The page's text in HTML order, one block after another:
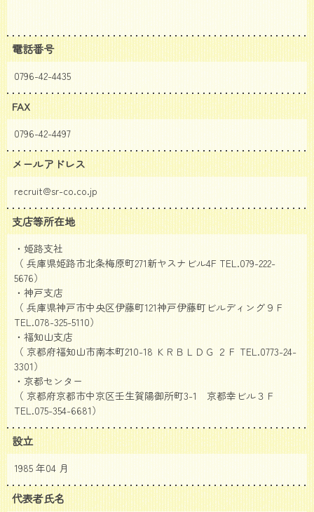
電話番号
0796-42-4435
FAX
0796-42-4497
メールアドレス
recruit@sr-co.co.jp
支店等所在地
・姫路支社
（ 兵庫県姫路市北条梅原町271新ヤスナビル4F TEL.079-222-
5676）
・神戸支店
（ 兵庫県神戸市中央区伊藤町121神戸伊藤町ビルディング９Ｆ
TEL.078-325-5110）
・福知山支店
（ 京都府福知山市南本町210-18 ＫＲＢＬＤＧ ２Ｆ TEL.0773-24-
3301）
・京都センター
（ 京都府京都市中京区壬生賀陽御所町3-1 京都幸ビル３Ｆ
TEL.075-354-6681）
設立
1985 年04 月
代表者氏名